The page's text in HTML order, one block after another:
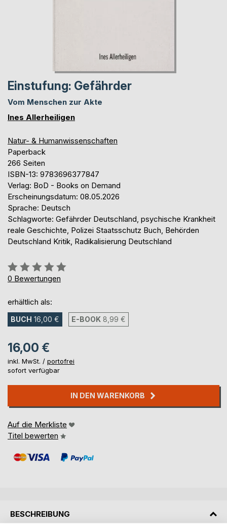
Einstufung: Gefährder
Vom Menschen zur Akte
Ines Allerheiligen
Natur- & Humanwissenschaften
Paperback
266 Seiten
ISBN-13: 9783696377847
Verlag: BoD - Books on Demand
Erscheinungsdatum: 08.05.2026
Sprache: Deutsch
Schlagworte: Gefährder Deutschland, psychische Krankheit
reale Geschichte, Polizei Staatsschutz Buch, Behörden
Deutschland Kritik, Radikalisierung Deutschland
Bewertung::
0%
0 Bewertungen
erhältlich als:
BUCH 16,00 € E-BOOK 8,99 €
16,00 €
inkl. MwSt. / portofrei
sofort verfügbar
IN DEN WARENKORB
Auf die Merkliste
Titel bewerten
BESCHREIBUNG